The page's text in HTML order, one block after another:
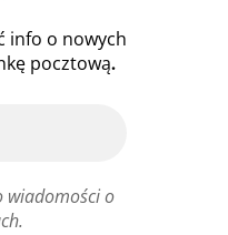
info o nowych
pocztową.
wiadomości o